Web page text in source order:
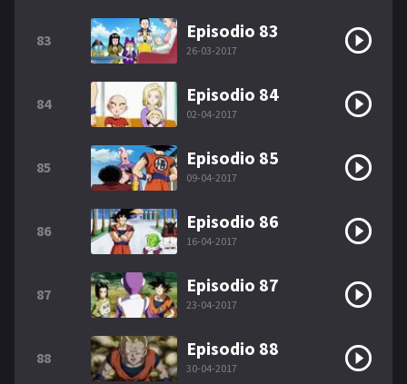
83 Episodio 83
26-03-2017
84 Episodio 84
02-04-2017
85 Episodio 85
09-04-2017
86 Episodio 86
16-04-2017
87 Episodio 87
23-04-2017
88 Episodio 88
30-04-2017